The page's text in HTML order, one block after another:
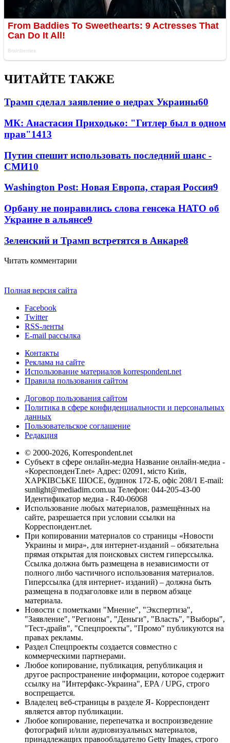
ЧИТАЙТЕ ТАКЖЕ
Трамп сделал заявление о недрах Украины60
МК: Анастасия Приходько: "Гитлер был в одном
прав"1413
Путин спешит использовать последний шанс -
СМИ10
Washington Post: Новая Европа, старая Россия9
Орбану не понравились слова генсека НАТО об
Украине в альянсе9
Зеленский и Трамп встретятся в Анкаре8
Читать комментарии
Полная версия сайта
Facebook
Twitter
RSS-ленты
E-mail рассылка
Контакты
Реклама на сайте
Использование материалов korrespondent.net
Правила пользования сайтом
Договор пользования сайтом
Политика в сфере конфиденциальности и персональных
данных
Пользовательское соглашение
Редакция
© 2000-2026, Korrespondent.net
Субъект в сфере онлайн-медиа Название онлайн-медиа -
«КореспонденТ.net» Адрес: 02091, місто Київ,
ХАРКІВСЬКЕ ШОСЕ, будинок 172-Б, офіс 208/1 E-mail:
sunlight@mediadim.com.ua Телефон: 044-205-43-00
Идентификатор медиа - R40-06068
Использование любых материалов, размещённых на
сайте, разрешается при условии ссылки на
Корреспондент.net.
При копировании материалов со страницы «Новости
Украины и мира», для интернет-изданий – обязательна
прямая открытая для поисковых систем гиперссылка.
Ссылка должна быть размещена в независимости от
полного либо частичного использования материалов.
Гиперссылка (для интернет- изданий) – должна быть
размещена в подзаголовке или в первом абзаце
материала.
Новости с пометками "Мнение", "Экспертиза",
"Заявление", "Регионы", "Деньги", "Власть", "Выборы",
"Тест-драйв", "Спецпроекты", "Промо" публикуются на
правах рекламы.
Раздел Спецпроекты создается совместно с
коммерческими партнерами.
Любое копирование, публикация, републикация и
другое распространение информации, которое содержит
ссылку на "Интерфакс-Украина", EPA / UPG, строго
воспрещается.
Владелец веб-страницы в разделе Я- Корреспондент
является автор публикации.
Любое копирование, перепечатка и воспроизведение
фотографий и/или аудиовизуальных материалов,
принадлежащих правообладателю Getty Images, строго